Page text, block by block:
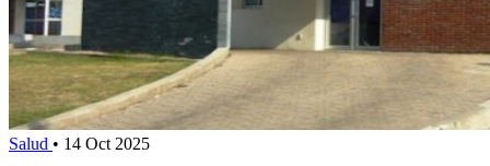
Salud • 14 Oct 2025